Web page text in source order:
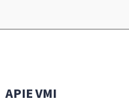
APIE VMI